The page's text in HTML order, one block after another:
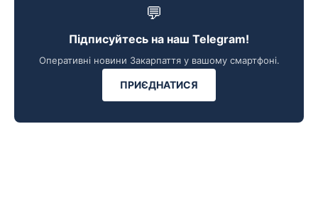
💬
Підписуйтесь на наш Telegram!
Оперативні новини Закарпаття у вашому смартфоні.
ПРИЄДНАТИСЯ